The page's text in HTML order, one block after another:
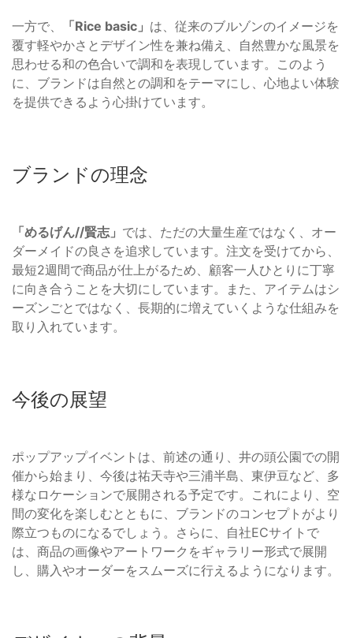
一方で、 「Rice basic」 は、従来のブルゾンのイメージを
覆す軽やかさとデザイン性を兼ね備え、自然豊かな風景を
思わせる和の色合いで調和を表現しています。このよう
に、ブランドは自然との調和をテーマにし、心地よい体験
を提供できるよう心掛けています。
ブランドの理念
「めるげん//賢志」 では、ただの大量生産ではなく、オー
ダーメイドの良さを追求しています。注文を受けてから、
最短2週間で商品が仕上がるため、顧客一人ひとりに丁寧
に向き合うことを大切にしています。また、アイテムはシ
ーズンごとではなく、長期的に増えていくような仕組みを
取り入れています。
今後の展望
ポップアップイベントは、前述の通り、井の頭公園での開
催から始まり、今後は祐天寺や三浦半島、東伊豆など、多
様なロケーションで展開される予定です。これにより、空
間の変化を楽しむとともに、ブランドのコンセプトがより
際立つものになるでしょう。さらに、自社ECサイトで
は、商品の画像やアートワークをギャラリー形式で展開
し、購入やオーダーをスムーズに行えるようになります。